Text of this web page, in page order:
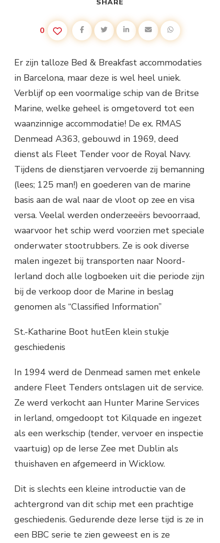
SHARE
0
Er zijn talloze Bed & Breakfast accommodaties
in Barcelona, maar deze is wel heel uniek.
Verblijf op een voormalige schip van de Britse
Marine, welke geheel is omgetoverd tot een
waanzinnige accommodatie! De ex. RMAS
Denmead A363, gebouwd in 1969, deed
dienst als Fleet Tender voor de Royal Navy.
Tijdens de dienstjaren vervoerde zij bemanning
(lees; 125 man!) en goederen van de marine
basis aan de wal naar de vloot op zee en visa
versa. Veelal werden onderzeeërs bevoorraad,
waarvoor het schip werd voorzien met speciale
onderwater stootrubbers. Ze is ook diverse
malen ingezet bij transporten naar Noord-
Ierland doch alle logboeken uit die periode zijn
bij de verkoop door de Marine in beslag
genomen als “Classified Information”
St.-Katharine Boot hutEen klein stukje
geschiedenis
In 1994 werd de Denmead samen met enkele
andere Fleet Tenders ontslagen uit de service.
Ze werd verkocht aan Hunter Marine Services
in Ierland, omgedoopt tot Kilquade en ingezet
als een werkschip (tender, vervoer en inspectie
vaartuig) op de Ierse Zee met Dublin als
thuishaven en afgemeerd in Wicklow.
Dit is slechts een kleine introductie van de
achtergrond van dit schip met een prachtige
geschiedenis. Gedurende deze Ierse tijd is ze in
een BBC serie te zien geweest en is ze